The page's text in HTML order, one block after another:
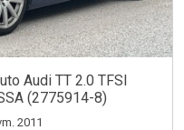
Audi TT 2.0 TFSI
(2775914-8)
2011